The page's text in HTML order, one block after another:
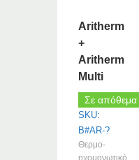
Aritherm
+
Aritherm
Multi
Σε απόθεμα
SKU:
B#AR-?
Θερμο-